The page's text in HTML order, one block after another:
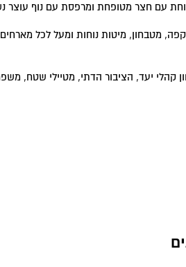
עם חצר מטופחת ומרפסת עם נוף עוצר
מטבחון, מיטות נוחות ומעל לכל
קהלי יעד, הציבור הדתי, מטיילי שטח,